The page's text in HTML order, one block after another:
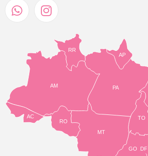
TO
AP
PA
RR
AM
AC
RO
MT
GO DF